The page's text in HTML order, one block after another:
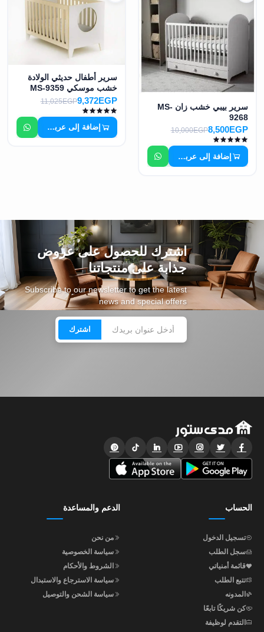
سرير بيبي خشب زان MS-
9268
8,500EGP
10,000EGP
إضافة إلى عربة التسوق
سرير أطفال حديثي الولادة
خشب موسكي MS-9359
9,372EGP
11,025EGP
إضافة إلى عربة التسوق
اشترك للحصول على عروض
جذابة على منتجاتنا
Subscribe to our newsletter to get the latest
news and special offers
اشترك
الحساب
تسجيل الدخول
سجل الطلب
قائمة أمنياتي
تتبع الطلب
المدونه
كن شريكًا تابعًا
التقدم لوظيفة
الدعم والمساعدة
من نحن
سياسة الخصوصية
الشروط والأحكام
سياسة الاسترجاع والاستبدال
سياسة الشحن والتوصيل